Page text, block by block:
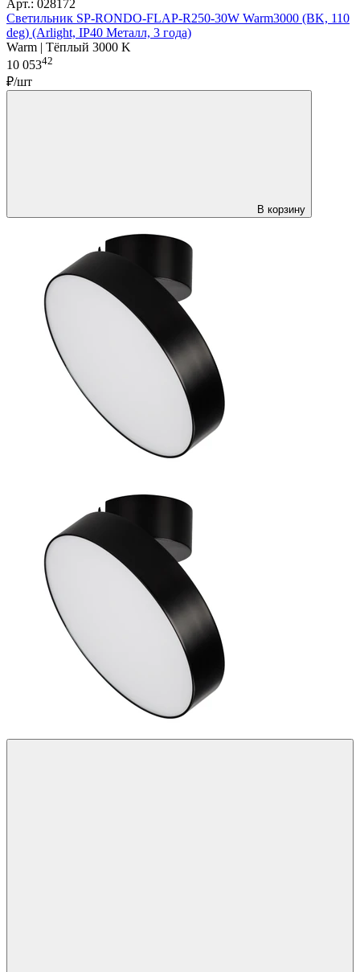
Арт.: 028172
Светильник SP-RONDO-FLAP-R250-30W Warm3000 (BK, 110
deg) (Arlight, IP40 Металл, 3 года)
Warm | Тёплый 3000 K
10 05342
₽/шт
В корзину